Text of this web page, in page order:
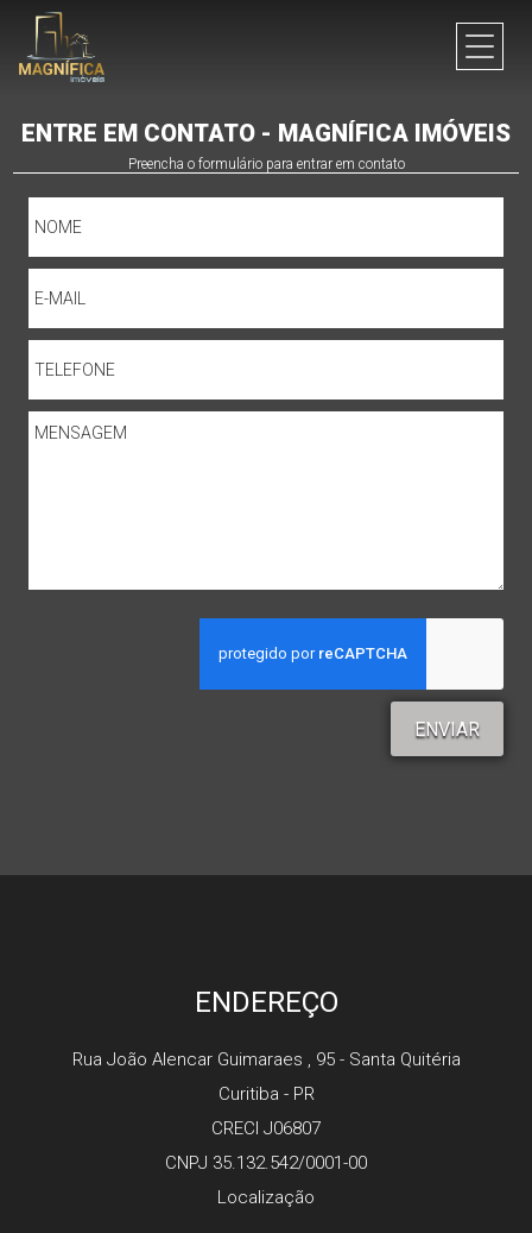
ENTRE EM CONTATO - MAGNÍFICA IMÓVEIS
Preencha o formulário para entrar em contato
ENVIAR
ENDEREÇO
Rua João Alencar Guimaraes , 95 - Santa Quitéria
Curitiba - PR
CRECI J06807
CNPJ 35.132.542/0001-00
Localização